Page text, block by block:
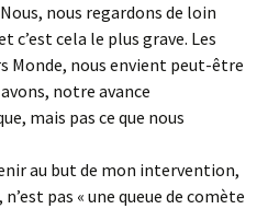
nous regardons de loin
c’est cela le plus grave. Les
Monde, nous envient peut-être
notre avance
mais pas ce que nous
au but de mon intervention,
n’est pas « une queue de comète